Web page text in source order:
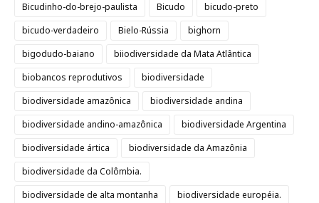
Bicudinho-do-brejo-paulista
Bicudo
bicudo-preto
bicudo-verdadeiro
Bielo-Rússia
bighorn
bigodudo-baiano
biiodiversidade da Mata Atlântica
biobancos reprodutivos
biodiversidade
biodiversidade amazônica
biodiversidade andina
biodiversidade andino-amazônica
biodiversidade Argentina
biodiversidade ártica
biodiversidade da Amazônia
biodiversidade da Colômbia.
biodiversidade de alta montanha
biodiversidade européia.